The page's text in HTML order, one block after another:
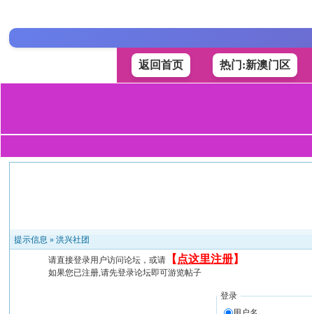
返回首页 热门:新澳门区
提示信息 »洪兴社团
请直接登录用户访问论坛，或请 【 点这里注册】
如果您已注册,请先登录论坛即可游览帖子
登录